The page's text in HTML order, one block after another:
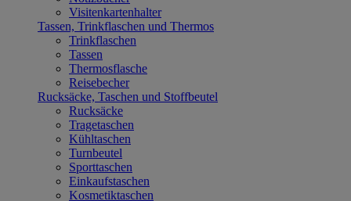
Visitenkartenhalter
Tassen, Trinkflaschen und Thermos
Trinkflaschen
Tassen
Thermosflasche
Reisebecher
Rucksäcke, Taschen und Stoffbeutel
Rucksäcke
Tragetaschen
Kühltaschen
Turnbeutel
Sporttaschen
Einkaufstaschen
Kosmetiktaschen